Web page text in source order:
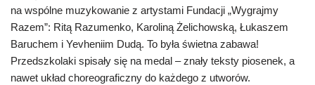
na wspólne muzykowanie z artystami Fundacji „Wygrajmy
Razem”: Ritą Razumenko, Karoliną Żelichowską, Łukaszem
Baruchem i Yevheniim Dudą. To była świetna zabawa!
Przedszkolaki spisały się na medal – znały teksty piosenek, a
nawet układ choreograficzny do każdego z utworów.